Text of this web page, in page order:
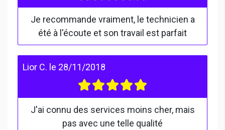
Je recommande vraiment, le technicien a
été à l'écoute et son travail est parfait
Lior C. le 28/11/2018
J'ai connu des services moins cher, mais
pas avec une telle qualité